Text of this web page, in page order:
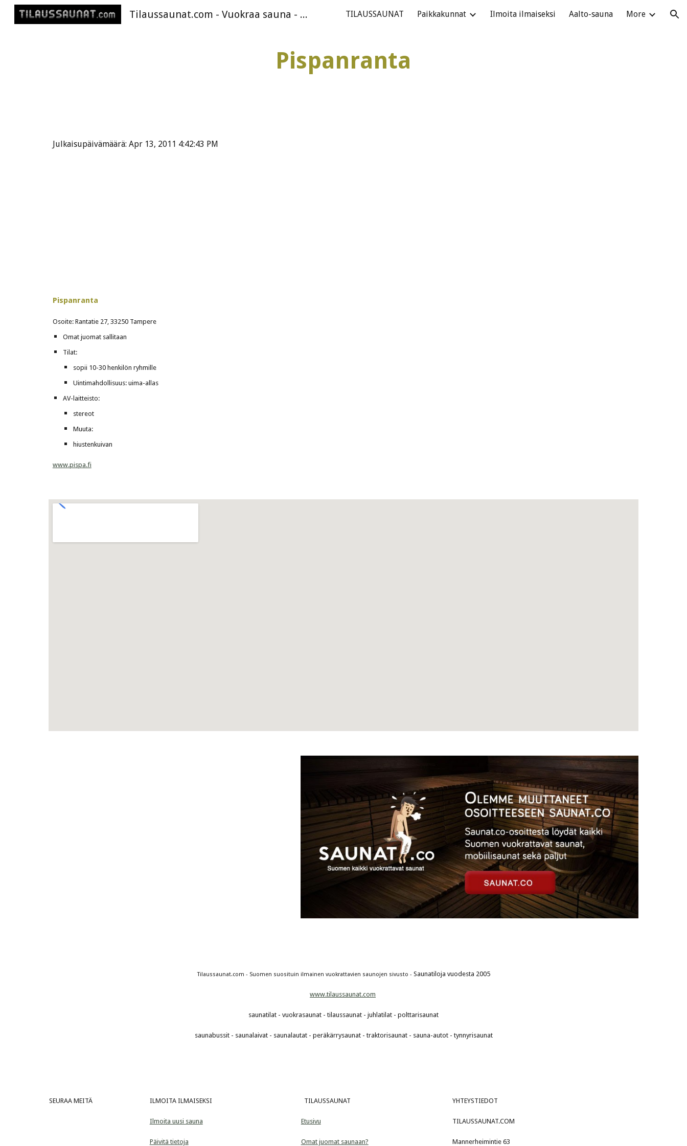
Skip to main content Skip to navigation
Tilaussaunat.com - Vuokraa sauna - Suomen suosituin ilmainen saunasivusto TILAUSSAUNAT Paikkakunnat Ilmoita ilmaiseksi Aalto-sauna More
Pispanranta
Julkaisupäivämäärä: Apr 13, 2011 4:42:43 PM
Pispanranta
Osoite: Rantatie 27, 33250 Tampere
Omat juomat sallitaan
Tilat:
sopii 10-30 henkilön ryhmille
Uintimahdollisuus: uima-allas
AV-laitteisto:
stereot
Muuta:
hiustenkuivan
www.pispa.fi
Tilaussaunat.com - Suomen suosituin ilmainen vuokrattavien saunojen sivusto - Saunatiloja vuodesta 2005
www.tilaussaunat.com
saunatilat - vuokrasaunat - tilaussaunat - juhlatilat - polttarisaunat
saunabussit - saunalaivat - saunalautat - peräkärrysaunat - traktorisaunat - sauna-autot - tynnyrisaunat
SEURAA MEITÄ ILMOITA ILMAISEKSI
Ilmoita uusi sauna
Päivitä tietoja
  TILAUSSAUNAT
Etusivu
Omat juomat saunaan?
YHTEYSTIEDOT
TILAUSSAUNAT.COM
Mannerheimintie 63